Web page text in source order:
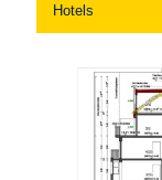
Hotels